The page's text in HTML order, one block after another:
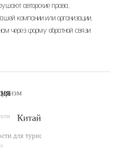
авторские права,
компании или организации,
через форму обратной связи.